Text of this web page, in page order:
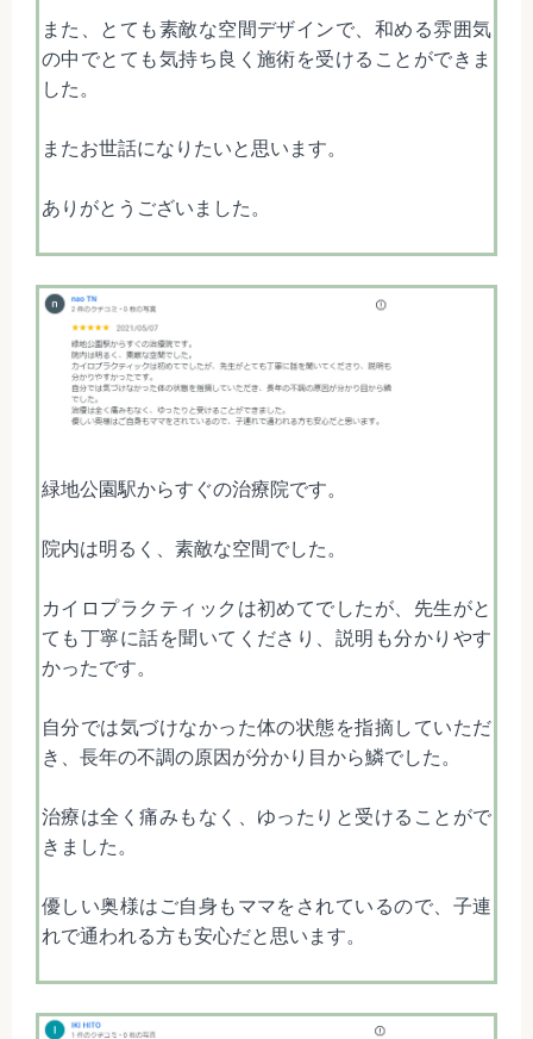
また、とても素敵な空間デザインで、和める雰囲気
の中でとても気持ち良く施術を受けることができま
した。
またお世話になりたいと思います。
ありがとうございました。
緑地公園駅からすぐの治療院です。
院内は明るく、素敵な空間でした。
カイロプラクティックは初めてでしたが、先生がと
ても丁寧に話を聞いてくださり、説明も分かりやす
かったです。
自分では気づけなかった体の状態を指摘していただ
き、長年の不調の原因が分かり目から鱗でした。
治療は全く痛みもなく、ゆったりと受けることがで
きました。
優しい奥様はご自身もママをされているので、子連
れで通われる方も安心だと思います。